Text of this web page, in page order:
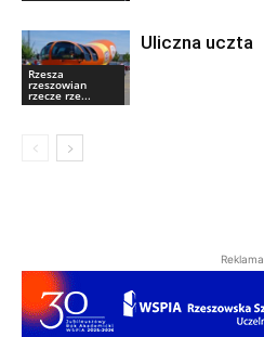
Rzesza
rzeszowian
rzecze rze...
Uliczna uczta
Reklama